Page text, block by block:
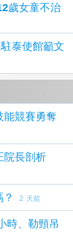
歲女童不治
泰使館籲文
院長剖析
2 天前
時、勒頸吊